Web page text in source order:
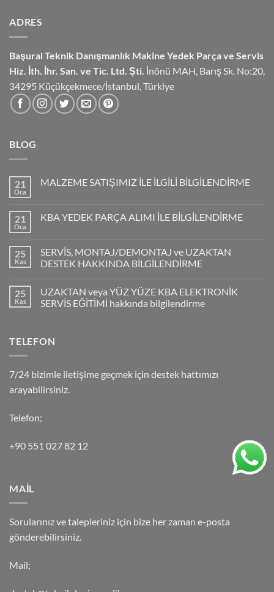
ADRES
Başural Teknik Danışmanlık Makine Yedek Parça ve Servis
Hiz. İth. İhr. San. ve Tic. Ltd. Şti. İnönü MAH, Barış Sk. No:20,
34295 Küçükçekmece/İstanbul, Türkiye
BLOG
21
Oca
MALZEME SATIŞIMIZ İLE İLGİLİ BİLGİLENDİRME
21
Oca
KBA YEDEK PARÇA ALIMI İLE BİLGİLENDİRME
25
Kas
SERVİS, MONTAJ/DEMONTAJ ve UZAKTAN
DESTEK HAKKINDA BİLGİLENDİRME
25
Kas
UZAKTAN veya YÜZ YÜZE KBA ELEKTRONİK
SERVİS EĞİTİMİ hakkında bilgilendirme
TELEFON
7/24 bizimle iletişime geçmek için destek hattımızı
arayabilirsiniz.
Telefon;
+90 551 027 82 12
MAİL
Sorularınız ve talepleriniz için bize her zaman e-posta
gönderebilirsiniz.
Mail;